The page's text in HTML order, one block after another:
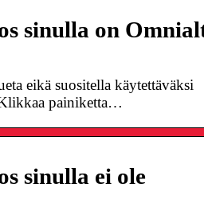
sinulla on
eikä suositella käytettäväksi
painiketta…
sinulla ei ole